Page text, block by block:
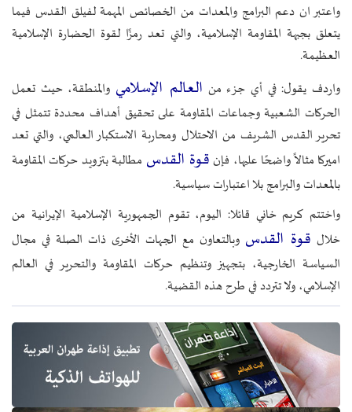
واعتبر ان دعم البرامج والمعدات من الخصائص المهمة لفيلق القدس فيما
يتعلق بجبهة المقاومة الإسلامية، والتي تعد رمزًا لقوة الحضارة الإسلامية
العظيمة.
واردف يقول: في أي جزء من العالم الإسلامي والمنطقة، حيث تعمل
الحركات الشعبية وجماعات المقاومة على تحقيق أهداف محددة تتمثل في
تحرير القدس الشريف من الاحتلال ومحاربة الاستكبار العالمي، والتي تعد
اميركا مثالاً واضحًا عليها، فإنقوة القدس مطالبة بتزويد حركات المقاومة
بالمعدات والبرامج بلا اعتبارات سياسية.
واختتم كريم خاني قائلا: اليوم، تقوم الجمهورية الإسلامية الإيرانية من
خلال قوة القدس وبالتعاون مع الجهات الأخرى ذات الصلة في مجال
السياسة الخارجية، بتجهيز وتنظيم حركات المقاومة والتحرير في العالم
الإسلامي، ولا تتردد في طرح هذه القضية.